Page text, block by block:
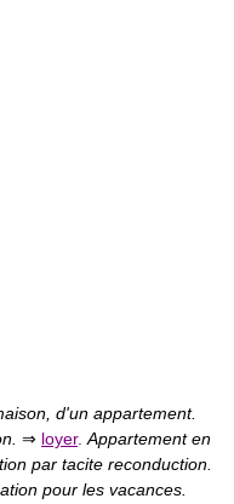
d'un appartement.
⇒ loyer. Appartement en
par tacite reconduction.
pour les vacances.